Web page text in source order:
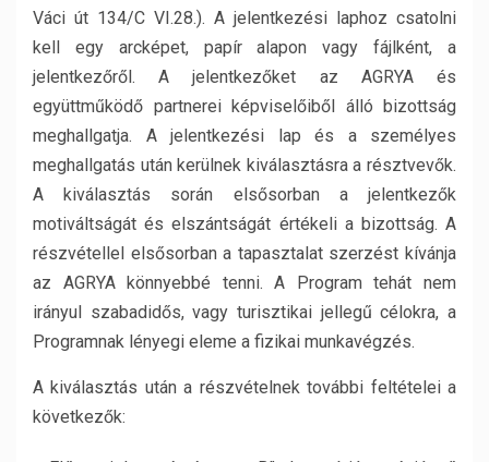
Váci út 134/C VI.28.). A jelentkezési laphoz csatolni
kell egy arcképet, papír alapon vagy fájlként, a
jelentkezőről. A jelentkezőket az AGRYA és
együttműködő partnerei képviselőiből álló bizottság
meghallgatja. A jelentkezési lap és a személyes
meghallgatás után kerülnek kiválasztásra a résztvevők.
A kiválasztás során elsősorban a jelentkezők
motiváltságát és elszántságát értékeli a bizottság. A
részvétellel elsősorban a tapasztalat szerzést kívánja
az AGRYA könnyebbé tenni. A Program tehát nem
irányul szabadidős, vagy turisztikai jellegű célokra, a
Programnak lényegi eleme a fizikai munkavégzés.
A kiválasztás után a részvételnek további feltételei a
következők: